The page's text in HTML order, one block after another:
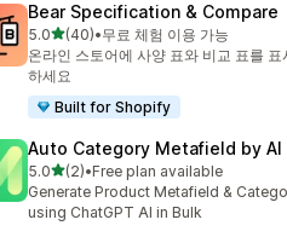
Bear Specification & Compare
5.0별 5개 중
(40)
총 리뷰 40개
•무료 체험 이용 가능
온라인 스토어에 사양 표와 비교 표를 표
하세요
Built for Shopify
Auto Category Metafield by AI
5.0별 5개 중
(2)
총 리뷰 2개
•Free plan available
Generate Product Metafield &
using ChatGPT AI in Bulk